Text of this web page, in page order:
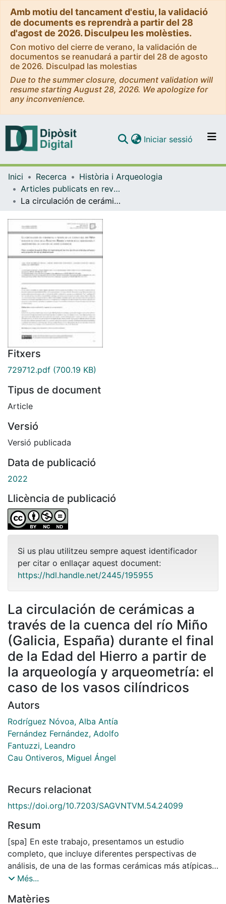
Amb motiu del tancament d'estiu, la validació
de documents es reprendrà a partir del 28
d'agost de 2026. Disculpeu les molèsties.
Con motivo del cierre de verano, la validación de
documentos se reanudará a partir del 28 de agosto
de 2026. Disculpad las molestias
Due to the summer closure, document validation will
resume starting August 28, 2026. We apologize for
any inconvenience.
Navega per tot el DD
Com publicar
Iniciar sessió (current)
Inici Recerca
Història i Arqueologia
Articles publicats en revistes (Història i Arqueologia)
La circulación de cerámicas a través de la cuenca del río Miño (Galicia, España) durante el final de la Edad del Hierro a partir de la arqueología y arqueometría: el caso de los vasos cilíndricos
Fitxers
729712.pdf (700.19 KB)
Tipus de document
Article
Versió
Versió publicada
Data de publicació
2022
Llicència de publicació
Si us plau utilitzeu sempre aquest identificador
per citar o enllaçar aquest document:
https://hdl.handle.net/2445/195955
La circulación de cerámicas a
través de la cuenca del río Miño
(Galicia, España) durante el final
de la Edad del Hierro a partir de
la arqueología y arqueometría: el
caso de los vasos cilíndricos
Autors
Rodríguez Nóvoa, Alba Antía
Fernández Fernández, Adolfo
Fantuzzi, Leandro
Cau Ontiveros, Miguel Ángel
Recurs relacionat
https://doi.org/10.7203/SAGVNTVM.54.24099
Resum
[spa] En este trabajo, presentamos un estudio
completo, que incluye diferentes perspectivas de
análisis, de una de las formas cerámicas más atípicas
del conjunto material de la Edad del Hierro del
piezas, en sus diferentes formatos, son un tipo
Més...
Matèries